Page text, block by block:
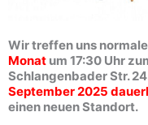
Wir treffen uns
Monat um 17:30 Uhr
Schlangenbader Str.
September 2025
einen neuen Standort.